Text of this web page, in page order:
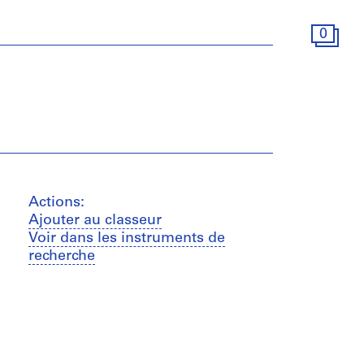
0
Actions:
Ajouter au classeur
Voir dans les instruments de
recherche